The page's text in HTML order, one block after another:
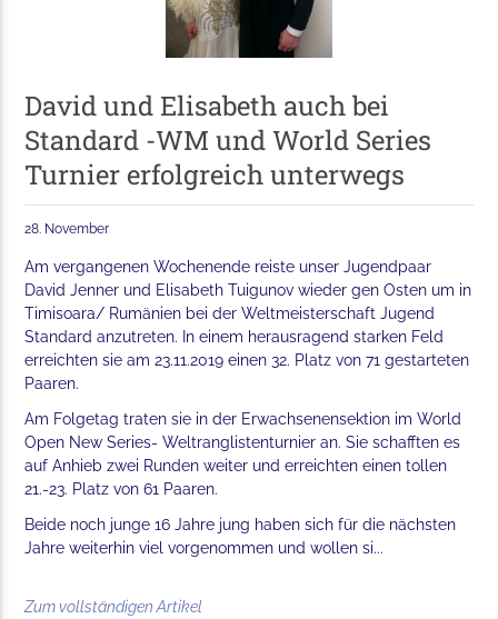
David und Elisabeth auch bei
Standard -WM und World Series
Turnier erfolgreich unterwegs
28. November
Am vergangenen Wochenende reiste unser Jugendpaar
David Jenner und Elisabeth Tuigunov wieder gen Osten um in
Timisoara/ Rumänien bei der Weltmeisterschaft Jugend
Standard anzutreten. In einem herausragend starken Feld
erreichten sie am 23.11.2019 einen 32. Platz von 71 gestarteten
Paaren.
Am Folgetag traten sie in der Erwachsenensektion im World
Open New Series- Weltranglistenturnier an. Sie schafften es
auf Anhieb zwei Runden weiter und erreichten einen tollen
21.-23. Platz von 61 Paaren.
Beide noch junge 16 Jahre jung haben sich für die nächsten
Jahre weiterhin viel vorgenommen und wollen si...
Zum vollständigen Artikel